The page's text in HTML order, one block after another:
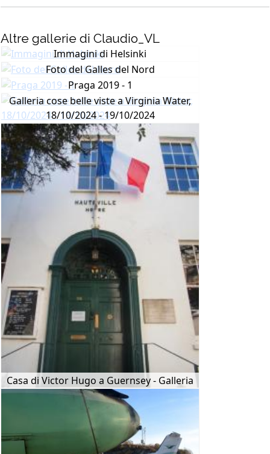
Altre gallerie di Claudio_VL
Immagini di Helsinki
Foto del Galles del Nord
Praga 2019 - 1
Galleria cose belle viste a Virginia Water,
18/10/2024 - 19/10/2024
Casa di Victor Hugo a Guernsey - Galleria